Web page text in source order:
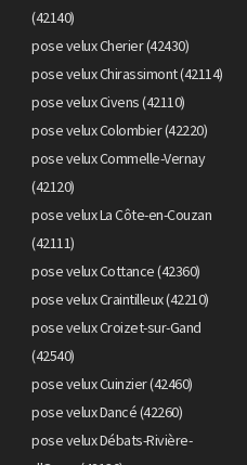
(42140)
pose velux Cherier (42430)
pose velux Chirassimont (42114)
pose velux Civens (42110)
pose velux Colombier (42220)
pose velux Commelle-Vernay
(42120)
pose velux La Côte-en-Couzan
(42111)
pose velux Cottance (42360)
pose velux Craintilleux (42210)
pose velux Croizet-sur-Gand
(42540)
pose velux Cuinzier (42460)
pose velux Dancé (42260)
pose velux Débats-Rivière-